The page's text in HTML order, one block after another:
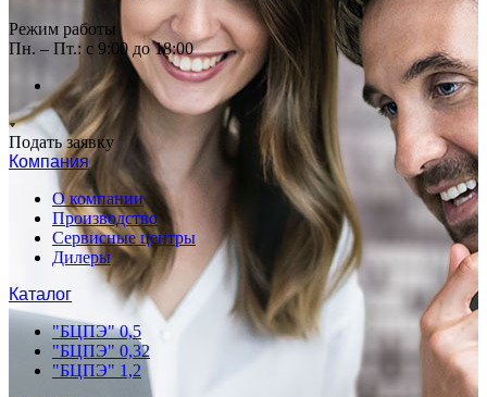
Режим работы
Пн. – Пт.: с 9:00 до 18:00
Подать заявку
Компания
О компании
Производство
Сервисные центры
Дилеры
Каталог
"БЦПЭ" 0,5
"БЦПЭ" 0,32
"БЦПЭ" 1,2